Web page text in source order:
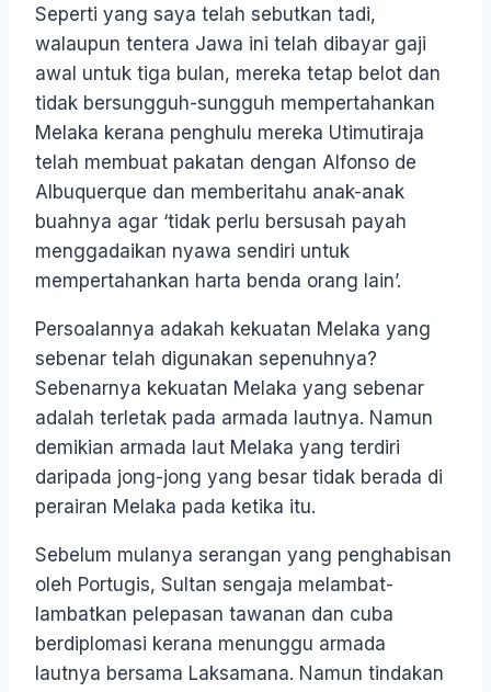
Seperti yang saya telah sebutkan tadi,
walaupun tentera Jawa ini telah dibayar gaji
awal untuk tiga bulan, mereka tetap belot dan
tidak bersungguh-sungguh mempertahankan
Melaka kerana penghulu mereka Utimutiraja
telah membuat pakatan dengan Alfonso de
Albuquerque dan memberitahu anak-anak
buahnya agar ‘tidak perlu bersusah payah
menggadaikan nyawa sendiri untuk
mempertahankan harta benda orang lain’.
Persoalannya adakah kekuatan Melaka yang
sebenar telah digunakan sepenuhnya?
Sebenarnya kekuatan Melaka yang sebenar
adalah terletak pada armada lautnya. Namun
demikian armada laut Melaka yang terdiri
daripada jong-jong yang besar tidak berada di
perairan Melaka pada ketika itu.
Sebelum mulanya serangan yang penghabisan
oleh Portugis, Sultan sengaja melambat-
lambatkan pelepasan tawanan dan cuba
berdiplomasi kerana menunggu armada
lautnya bersama Laksamana. Namun tindakan